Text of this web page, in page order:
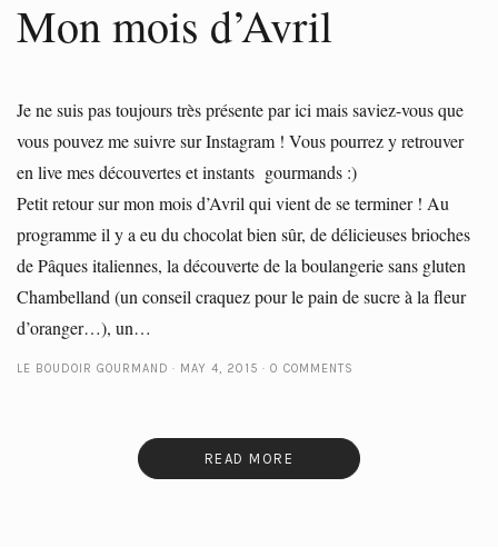
Mon mois d’Avril
Je ne suis pas toujours très présente par ici mais saviez-vous que
vous pouvez me suivre sur Instagram ! Vous pourrez y retrouver
en live mes découvertes et instants gourmands :)
Petit retour sur mon mois d’Avril qui vient de se terminer ! Au
programme il y a eu du chocolat bien sûr, de délicieuses brioches
de Pâques italiennes, la découverte de la boulangerie sans gluten
Chambelland (un conseil craquez pour le pain de sucre à la fleur
d’oranger…), un…
LE BOUDOIR GOURMAND MAY 4, 2015 0 COMMENTS
READ MORE